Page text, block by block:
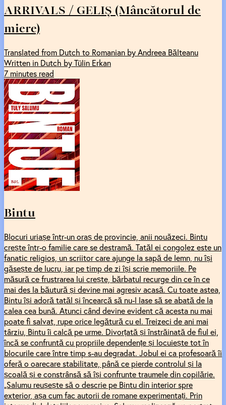
ARRIVALS / GELIȘ (Mâncătorul de
miere)
Translated from Dutch to Romanian by Andreea Bălteanu
Written in Dutch by Tülin Erkan
7 minutes read
Bintu
Blocuri uriașe într-un oraș de provincie, anii nouăzeci. Bintu
crește într-o familie care se destramă. Tatăl ei congolez este un
fanatic religios, un scriitor care ajunge la sapă de lemn, nu își
găsește de lucru, iar pe timp de zi își scrie memoriile. Pe
măsură ce frustrarea lui crește, bărbatul recurge din ce în ce
mai des la băutură și devine mai agresiv acasă. Cu toate astea,
Bintu își adoră tatăl și încearcă să nu-l lase să se abată de la
calea cea bună. Atunci când devine evident că acesta nu mai
poate fi salvat, rupe orice legătură cu el. Treizeci de ani mai
târziu, Bintu îi calcă pe urme. Divorțată și înstrăinată de fiul ei,
încă se confruntă cu propriile dependențe și locuiește tot în
blocurile care între timp s-au degradat. Jobul ei ca profesoară îi
oferă o oarecare stabilitate, până ce pierde controlul și la
școală și e constrânsă să își confrunte traumele din copilărie.
„Salumu reușește să o descrie pe Bintu din interior spre
exterior, așa cum fac autorii de romane experimentați. Prin